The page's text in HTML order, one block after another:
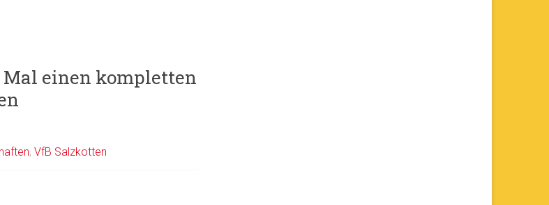
einen kompletten
, VfB Salzkotten